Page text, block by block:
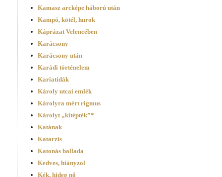
Kamasz arcképe háború után
Kampó, kötél, hurok
Káprázat Velencében
Karácsony
Karácsony után
Karádi történelem
Kariatidák
Károly utcai emlék
Károlyra mért rigmus
Károlyt „kitépték”*
Katának
Katarzis
Katonás ballada
Kedves, hiányzol
Kék, hideg nő